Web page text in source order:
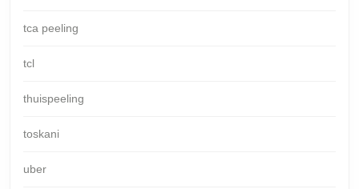
tca peeling
tcl
thuispeeling
toskani
uber